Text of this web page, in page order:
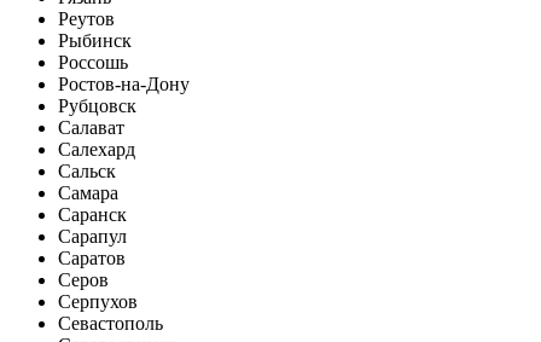
Реутов
Рыбинск
Россошь
Ростов-на-Дону
Рубцовск
Салават
Салехард
Сальск
Самара
Саранск
Сарапул
Саратов
Серов
Серпухов
Севастополь